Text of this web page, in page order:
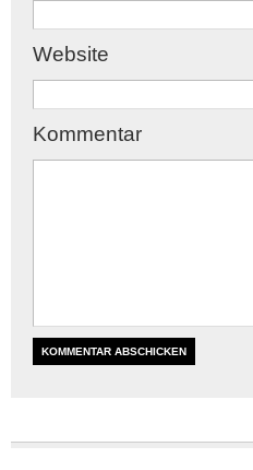
Website
Kommentar